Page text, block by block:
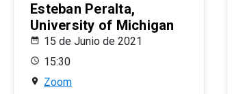
Esteban Peralta,
University of Michigan
15 de Junio de 2021
15:30
Zoom